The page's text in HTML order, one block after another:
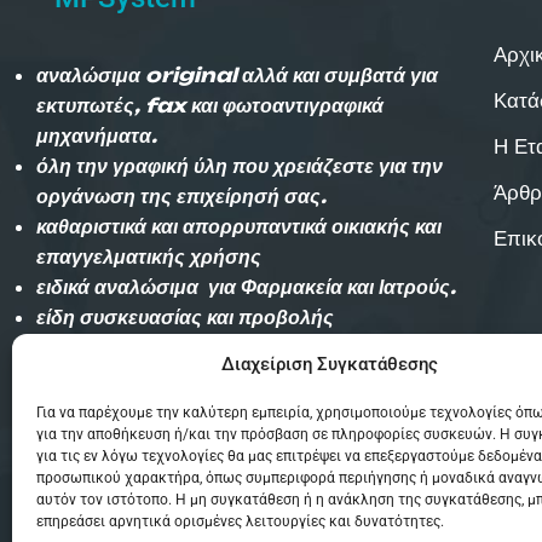
Διαχείριση Συγκατάθεσης
Για να παρέχουμε την καλύτερη εμπειρία, χρησιμοποιούμε τεχνολογίες
για την αποθήκευση ή/και την πρόσβαση σε πληροφορίες συσκευών. Η
για τις εν λόγω τεχνολογίες θα μας επιτρέψει να επεξεργαστούμε δεδομένα
προσωπικού χαρακτήρα, όπως συμπεριφορά περιήγησης ή μοναδικά
αυτόν τον ιστότοπο. Η μη συγκατάθεση ή η ανάκληση της συγκατάθεσης,
επηρεάσει αρνητικά ορισμένες λειτουργίες και δυνατότητες.
αναλώσιμα original αλλά και συμβατά για
εκτυπωτές, fax και φωτοαντιγραφικά
μηχανήματα.
όλη την γραφική ύλη που χρειάζεστε για την
οργάνωση της επιχείρησή σας.
καθαριστικά και απορρυπαντικά οικιακής και
επαγγελματικής χρήσης
ειδικά αναλώσιμα για Φαρμακεία και Ιατρούς.
είδη συσκευασίας και προβολής
Αυθημερόν παράδοση εντός Θεσσαλονίκης
(χωρίς χρέωση)και την επομένη στην
υπόλοιπη Ελλάδα με Courier.
Η